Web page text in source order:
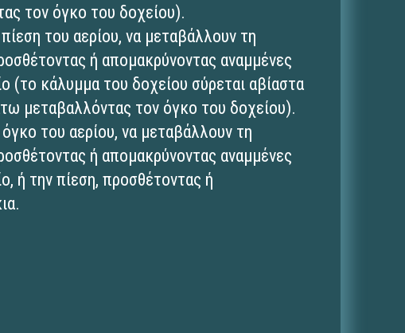
τον όγκο του δοχείου).
του αερίου, να μεταβάλλουν τη
ή απομακρύνοντας αναμμένες
(το κάλυμμα του δοχείου σύρεται αβίαστα
μεταβαλλόντας τον όγκο του δοχείου).
του αερίου, να μεταβάλλουν τη
ή απομακρύνοντας αναμμένες
ή την πίεση, προσθέτοντας ή